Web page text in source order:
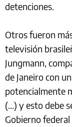
detenciones.
Otros fueron
televisión
Jungmann,
de Janeiro con
potencialmente
(...) y esto debe
Gobierno